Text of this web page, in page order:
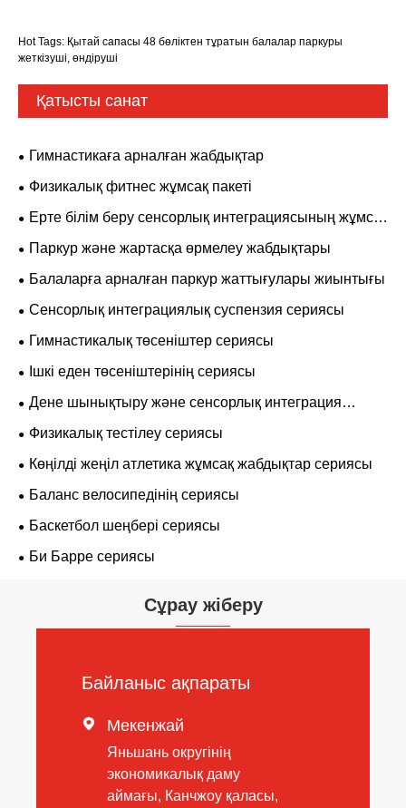
Hot Tags: Қытай сапасы 48 бөліктен тұратын балалар паркуры
жеткізуші, өндіруші
Қатысты санат
Гимнастикаға арналған жабдықтар
Физикалық фитнес жұмсақ пакеті
Ерте білім беру сенсорлық интеграциясының жұмсақ
пакеті
Паркур және жартасқа өрмелеу жабдықтары
Балаларға арналған паркур жаттығулары жиынтығы
Сенсорлық интеграциялық суспензия сериясы
Гимнастикалық төсеніштер сериясы
Ішкі еден төсеніштерінің сериясы
Дене шынықтыру және сенсорлық интеграция
шағын жабдық
Физикалық тестілеу сериясы
Көңілді жеңіл атлетика жұмсақ жабдықтар сериясы
Баланс велосипедінің сериясы
Баскетбол шеңбері сериясы
Би Барре сериясы
Сұрау жіберу
Байланыс ақпараты
 Мекенжай
Яньшань округінің
экономикалық даму
аймағы, Канчжоу қаласы,